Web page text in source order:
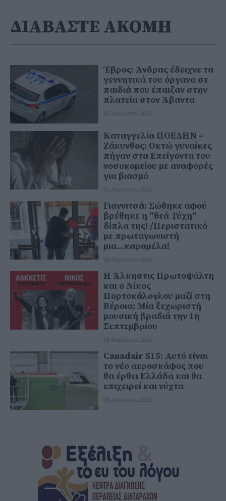
ΔΙΑΒΑΣΤΕ ΑΚΟΜΗ
Έβρος: Άνδρας έδειχνε τα
γεννητικά του όργανα σε
παιδιά που έπαιζαν στην
πλατεία στον Άβαντα
06 Αυγούστου 2026
Καταγγελία ΠΟΕΔΗΝ –
Ζάκυνθος: Οκτώ γυναίκες
πήγαν στα Επείγοντα του
νοσοκομείου με αναφορές
για βιασμό
06 Αυγούστου 2026
Γιαννιτσά: Σώθηκε αφού
βρέθηκε η "θεά Τύχη"
δίπλα της! /Περιστατικό
με πρωταγωνιστή
μια...καραμέλα!
06 Αυγούστου 2026
Η Άλκηστις Πρωτοψάλτη
και ο Νίκος
Πορτοκάλογλου μαζί στη
Βέροια: Μία ξεχωριστή
μουσική βραδιά την 1η
Σεπτεμβρίου
06 Αυγούστου 2026
Canadair 515: Αυτό είναι
το νέο αεροσκάφος που
θα έρθει Ελλάδα και θα
επιχειρεί και νύχτα
06 Αυγούστου 2026